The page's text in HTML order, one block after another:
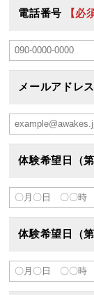
電話番号 【必
メールアドレス
体験希望日（
体験希望日（第